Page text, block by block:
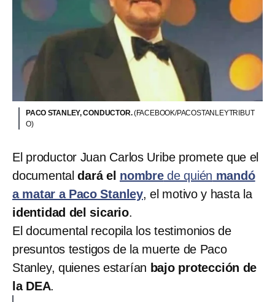
PACO STANLEY, CONDUCTOR.(FACEBOOK/PACOSTANLEYTRIBUT
O)
El productor Juan Carlos Uribe promete que el
documentaldará el nombrede quién mandó
a matar a Paco Stanley, el motivo y hasta la
identidad del sicario.
El documental recopila los testimonios de
presuntos testigos de la muerte de Paco
Stanley, quienes estarían bajo protección de
la DEA.